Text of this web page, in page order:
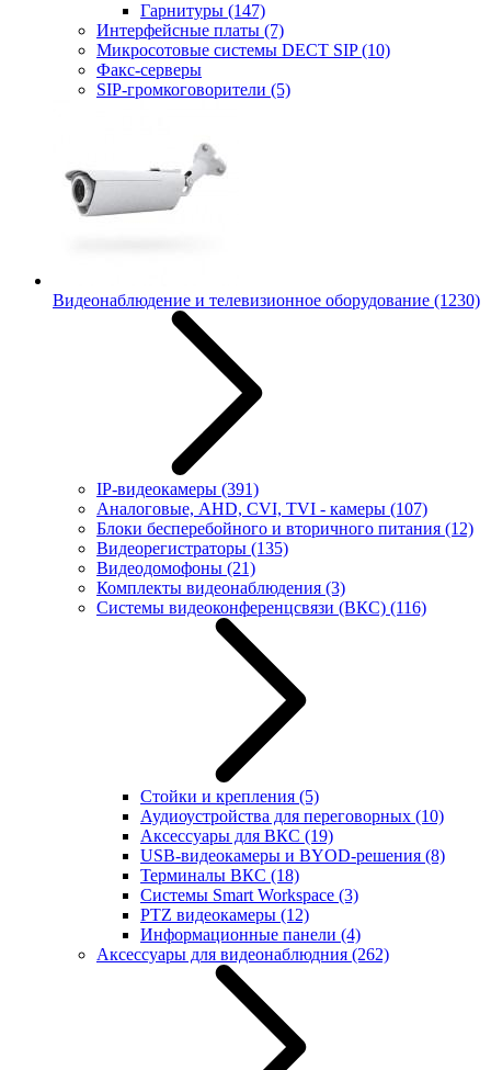
Гарнитуры (147)
Интерфейсные платы (7)
Микросотовые системы DECT SIP(10)
Факс-серверы
SIP-громкоговорители (5)
Видеонаблюдение и телевизионное оборудование (1230)
IP-видеокамеры (391)
Аналоговые, AHD, CVI, TVI - камеры (107)
Блоки бесперебойного и вторичного питания (12)
Видеорегистраторы (135)
Видеодомофоны (21)
Комплекты видеонаблюдения (3)
Системы видеоконференцсвязи (ВКС) (116)
Стойки и крепления (5)
Аудиоустройства для переговорных (10)
Аксессуары для ВКС (19)
USB-видеокамеры и BYOD-решения (8)
Терминалы ВКС (18)
Системы Smart Workspace (3)
PTZ видеокамеры (12)
Информационные панели (4)
Аксессуары для видеонаблюдния (262)